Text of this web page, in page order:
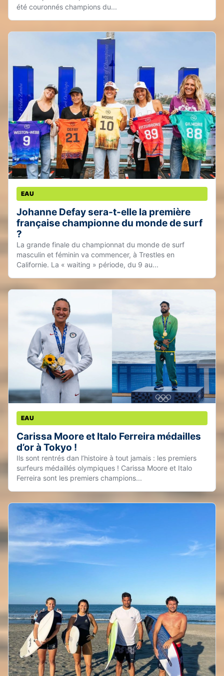
été couronnés champions du...
EAU
Johanne Defay sera-t-elle la première
française championne du monde de surf
?
La grande finale du championnat du monde de surf
masculin et féminin va commencer, à Trestles en
Californie. La « waiting » période, du 9 au...
EAU
Carissa Moore et Italo Ferreira médailles
d’or à Tokyo !
Ils sont rentrés dan l’histoire à tout jamais : les premiers
surfeurs médaillés olympiques ! Carissa Moore et Italo
Ferreira sont les premiers champions...